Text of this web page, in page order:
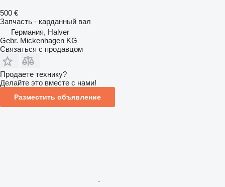
500 €
Запчасть - карданный вал
Германия, Halver
Gebr. Mickenhagen KG
Связаться с продавцом
Продаете технику?
Делайте это вместе с нами!
Разместить объявление